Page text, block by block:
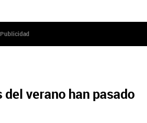
Publicidad
verano han pasado